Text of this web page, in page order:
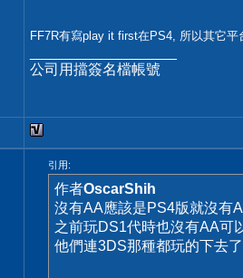
FF7R有寫play it first在PS4, 所以其它平
公司用擋簽名檔帳號
引用:
作者OscarShih
沒有AA應該是PS4版就沒有
之前玩DS1代時也沒有AA可
他們連3DS那種都玩的下去了